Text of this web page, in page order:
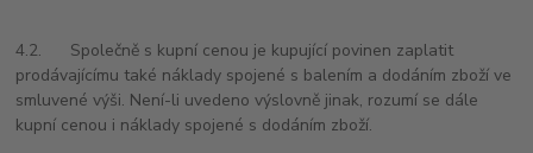
4.2. Společně s kupní cenou je kupující povinen zaplatit
prodávajícímu také náklady spojené s balením a dodáním zboží ve
smluvené výši. Není-li uvedeno výslovně jinak, rozumí se dále
kupní cenou i náklady spojené s dodáním zboží.